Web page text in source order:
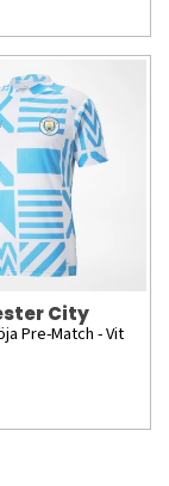
City
Pre-Match - Vit